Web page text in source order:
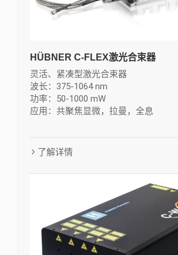
HÜBNER C-FLEX激光合束器
灵活、紧凑型激光合束器
波长：375-1064 nm
功率：50-1000 mW
应用：共聚焦显微，拉曼，全息
了解详情